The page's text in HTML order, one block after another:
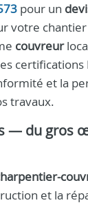
pour un
votre chantier
couvreur
certifications
et la
travaux.
— du gros
et la